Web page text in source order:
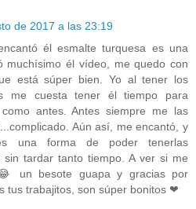
de 2017 a las 23:19
él esmalte turquesa es una
muchísimo él vídeo, me quedo con
está súper bien. Yo al tener los
me cuesta tener él tiempo para
antes. Antes siempre me las
Aún así, me encantó, y
una forma de poder tenerlas
sin tardar tanto tiempo. A ver si me
un besote guapa y gracias por
tus trabajitos, son súper bonitos ❤